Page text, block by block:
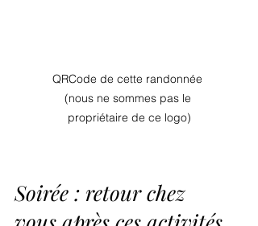
QRCode de cette randonnée
(nous ne sommes pas le
propriétaire de ce logo)
Soirée : retour chez